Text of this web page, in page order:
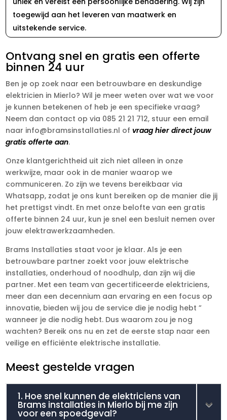
toegewijd aan het leveren van maatwerk en
uitstekende service.
Ontvang snel en gratis een offerte
binnen 24 uur
Ben je op zoek naar een betrouwbare en deskundige
elektricien in Mierlo? Wil je meer weten over wat we voor
je kunnen betekenen of heb je een specifieke vraag?
Neem dan contact op via 085 21 21 712, stuur een email
naar info@bramsinstallaties.nl ofvraag hier direct jouw
gratis offerte aan.
Onze klantgerichtheid uit zich niet alleen in onze
werkwijze, maar ook in de manier waarop we
communiceren. Zo zijn we tevens bereikbaar via
Whatsapp, zodat je ons kunt bereiken op de manier die jij
het prettigst vindt. En met onze belofte van een gratis
offerte binnen 24 uur, kun je snel een besluit nemen over
jouw elektrawerkzaamheden.
Brams Installaties staat voor je klaar. Als je een
betrouwbare partner zoekt voor jouw elektrische
installaties, onderhoud of noodhulp, dan zijn wij die
partner. Met een team van gecertificeerde elektriciens,
meer dan een decennium aan ervaring en een focus op
innovatie, bieden wij jou de service die je nodig hebt ”
wanneer je die nodig hebt. Dus waarom zou je nog
wachten? Bereik ons nu en zet de eerste stap naar een
veilige en efficiënte elektrische installatie.
Meest gestelde vragen
1. Hoe snel kunnen de elektriciens van
Brams installaties in Mierlo bij me zijn
voor een spoedgeval?